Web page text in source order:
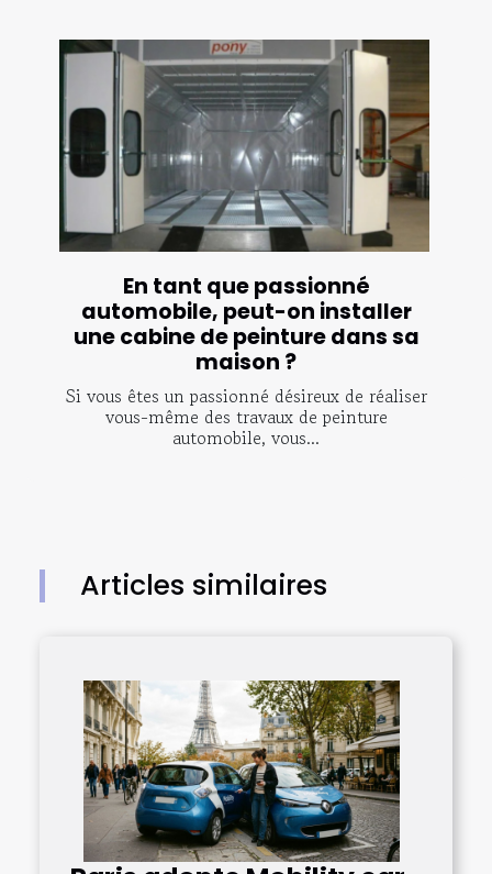
En tant que passionné
automobile, peut-on installer
une cabine de peinture dans sa
maison ?
Si vous êtes un passionné désireux de réaliser
vous-même des travaux de peinture
automobile, vous...
Articles similaires